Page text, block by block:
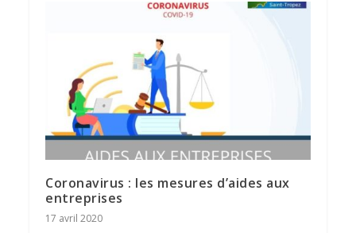
Coronavirus : les mesures d’aides aux
entreprises
17 avril 2020